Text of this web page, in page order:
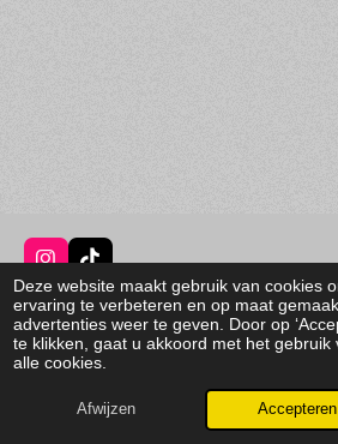
Deze website maakt gebruik van cookies
ervaring te verbeteren en op maat
advertenties weer te geven. Door op
te klikken, gaat u akkoord met het gebruik
alle cookies.
Afwijzen Accepteren
I
n
s
t
a
g
T
i
k
T
o
k
© Since 2025 Azuma Mura Suisha
Powered by
E-mailadres Telefoonnummer